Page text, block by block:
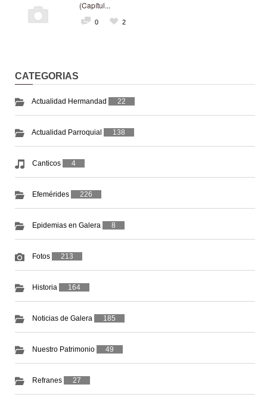
(Capítul...
0 2
CATEGORIAS
Actualidad Hermandad 22
Actualidad Parroquial 138
Canticos 4
Efemérides 226
Epidemias en Galera 8
Fotos 213
Historia 164
Noticias de Galera 185
Nuestro Patrimonio 49
Refranes 27